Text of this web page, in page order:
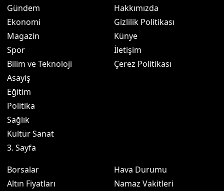
Gündem
Ekonomi
Magazin
Spor
Bilim ve Teknoloji
Asayiş
Eğitim
Politika
Sağlık
Kültür Sanat
3. Sayfa
Hakkımızda
Gizlilik Politikası
Künye
İletişim
Çerez Politikası
Borsalar
Altın Fiyatları
Hava Durumu
Namaz Vakitleri